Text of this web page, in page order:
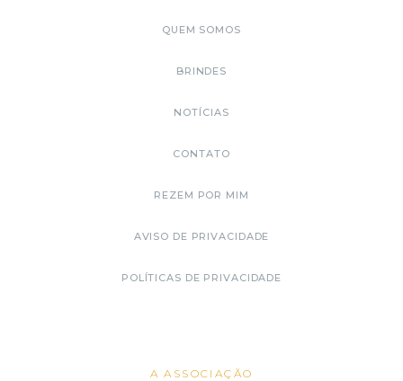
QUEM SOMOS
BRINDES
NOTÍCIAS
CONTATO
REZEM POR MIM
AVISO DE PRIVACIDADE
POLÍTICAS DE PRIVACIDADE
A ASSOCIAÇÃO